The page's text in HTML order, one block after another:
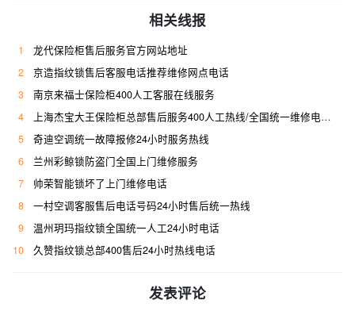
相关线报
1
龙代保险柜售后服务官方网站地址
2
京造指纹锁售后客服电话推荐维修网点电话
3
南京来福士保险柜400人工客服在线服务
4
上海杰宝大王保险柜总部售后服务400人工热线/全国统一维修电话是多少
5
奇迪空调统一故障报修24小时服务热线
6
兰州彩鲸锁防盗门全国上门维修服务
7
帅荣智能锁坏了上门维修电话
8
一村空调客服售后电话号码24小时售后统一热线
9
温州玥玛指纹锁全国统一人工24小时电话
10
久赞指纹锁总部400售后24小时热线电话
发表评论